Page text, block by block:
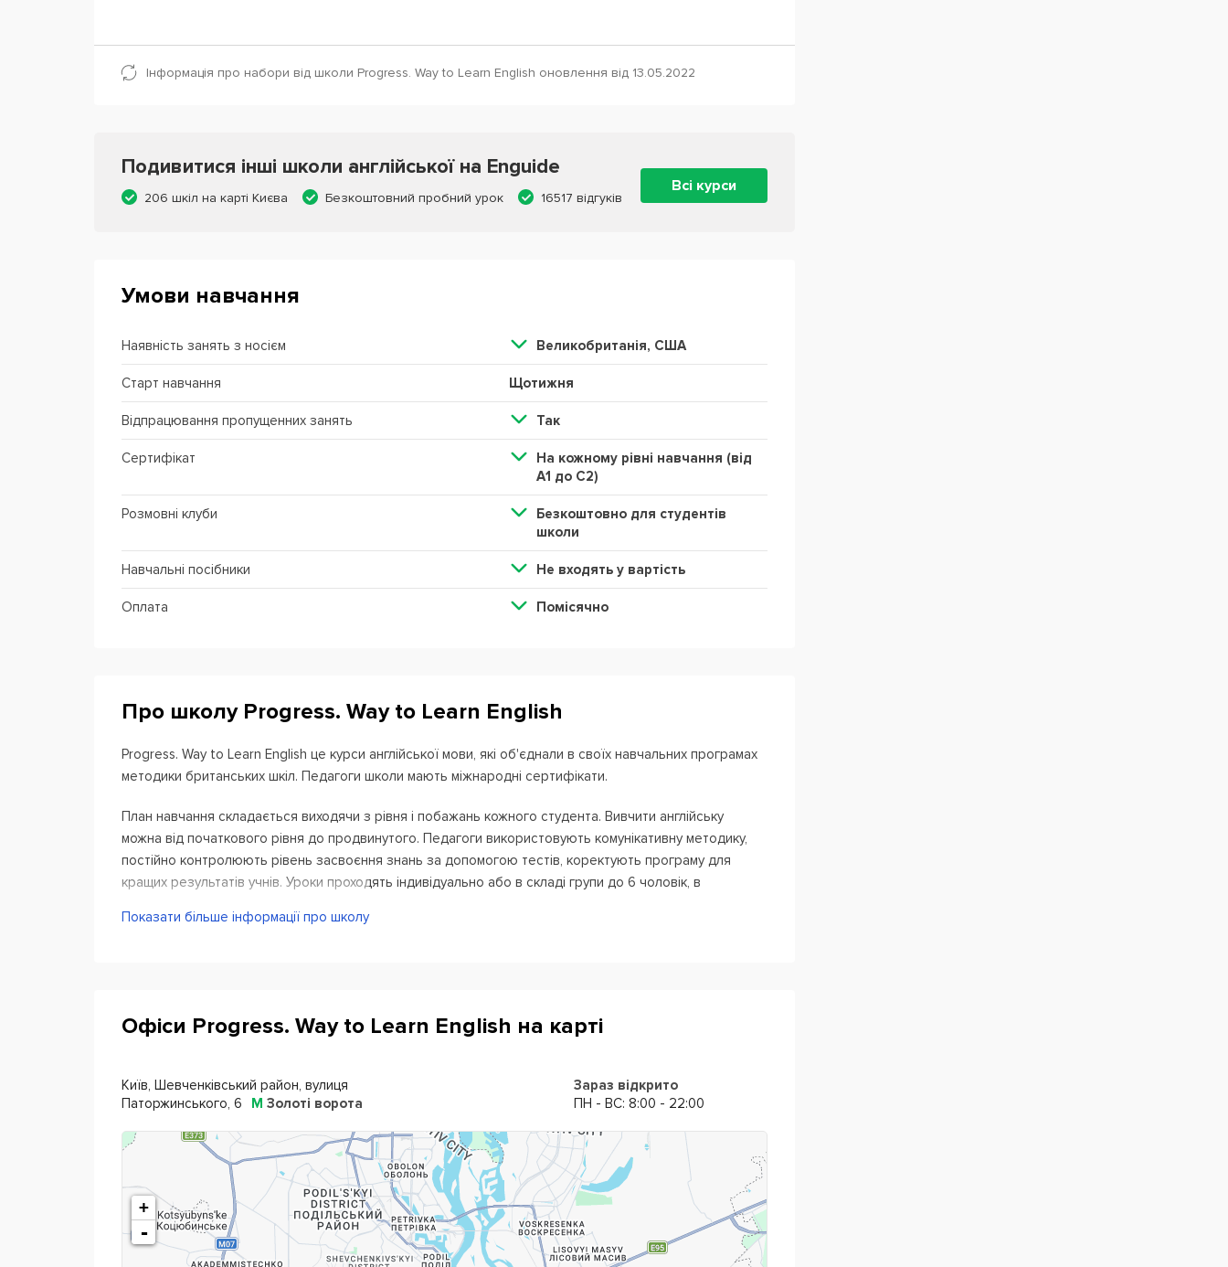
Інформація про набори від школи Progress. Way to Learn English оновлення від 13.05.2022
Подивитися інші школи англійської на Enguide
206 шкіл на карті Києва Безкоштовний пробний урок 16517 відгуків
Всі курси
Умови навчання
Наявність занять з носієм Великобританія, США
Старт навчання Щотижня
Відпрацювання пропущенних занять Так
Сертифікат
На кожному рівні навчання (від
А1 до С2)
Розмовні клуби
Безкоштовно для студентів
школи
Навчальні посібники Не входять у вартість
Оплата Помісячно
Про школу Progress. Way to Learn English
Progress. Way to Learn English це курси англійської мови, які об'єднали в своїх навчальних програмах
методики британських шкіл. Педагоги школи мають міжнародні сертифікати.
План навчання складається виходячи з рівня і побажань кожного студента. Вивчити англійську
можна від початкового рівня до продвинутого. Педагоги використовують комунікативну методику,
постійно контролюють рівень засвоєння знань за допомогою тестів, коректують програму для
кращих результатів учнів. Уроки проходять індивідуально або в складі групи до 6 чоловік, в
Business English з акцентом на бізнес-теми;
інтенсив.
На курсах діє4 розмовних клуба зNativeSpeakers. Щоразу в клуб запрошуються різні носії мови
для того, щоб студенти могли адаптуватися до різних акцентів і швидше побороли мовний бар'єр.
На курсах проводять онлайн-марафони для швидкого
відпрацювання обраної теми і максимальної
кількості практики усного мовлення.
Показати більше інформації про школу
Офіси Progress. Way to Learn English на карті
Київ, Шевченківський район, вулиця
Паторжинського, 6
М Золоті ворота
Зараз відкрито
ПН - ВС: 8:00 - 22:00
+
-